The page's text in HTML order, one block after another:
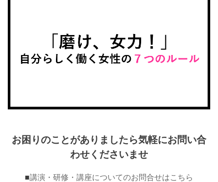
お困りのことがありましたら気軽にお問い合
わせくださいませ
■講演・研修・講座についてのお問合せはこちら